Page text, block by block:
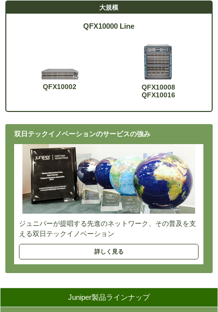
QFX10000 Line
QFX10002
QFX10008
QFX10016
双日テックイノベーションのサービスの強み
ジュニパーが提唱する先進のネットワーク、 その普及を支
える双日テックイノベーション
詳しく見る
Juniper製品ラインナップ